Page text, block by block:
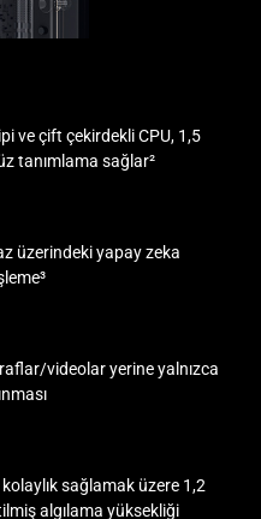
ve çift çekirdekli CPU, 1,5
tanımlama sağlar²
üzerindeki yapay zeka
³
videolar yerine yalnızca
sağlamak üzere 1,2
algılama yüksekliği